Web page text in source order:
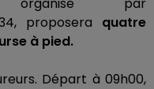
proposera quatre
à pied.
Départ à09h00,